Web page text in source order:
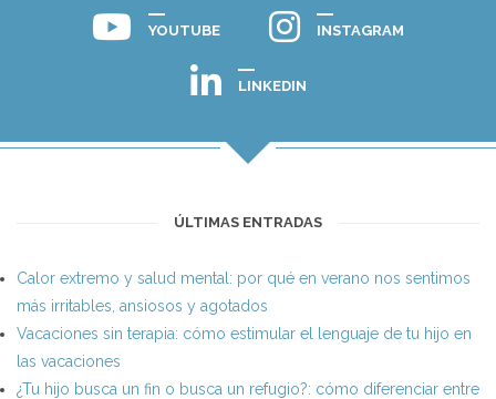
YOUTUBE INSTAGRAM
LINKEDIN
ÚLTIMAS ENTRADAS
Calor extremo y salud mental: por qué en verano nos sentimos
más irritables, ansiosos y agotados
Vacaciones sin terapia: cómo estimular el lenguaje de tu hijo en
las vacaciones
¿Tu hijo busca un fin o busca un refugio?: cómo diferenciar entre